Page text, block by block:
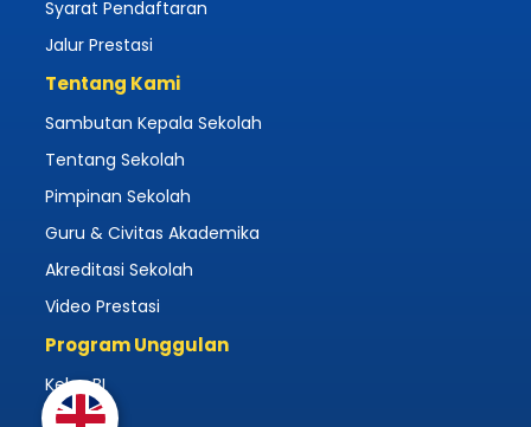
Syarat Pendaftaran
Jalur Prestasi
Tentang Kami
Sambutan Kepala Sekolah
Tentang Sekolah
Pimpinan Sekolah
Guru & Civitas Akademika
Akreditasi Sekolah
Video Prestasi
Program Unggulan
Kelas BI
Asrama